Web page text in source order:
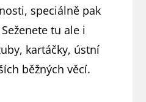
speciálně pak
tu ale i
kartáčky, ústní
běžných věcí.